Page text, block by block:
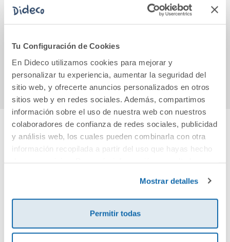
Tu Configuración de Cookies
En Dideco utilizamos cookies para mejorar y
personalizar tu experiencia, aumentar la seguridad del
sitio web, y ofrecerte anuncios personalizados en otros
sitios web y en redes sociales. Además, compartimos
información sobre el uso de nuestra web con nuestros
colaboradores de confianza de redes sociales, publicidad
y análisis web, los cuales pueden combinarla con otra
información recopilada a partir del uso que hayas hecho
Mostrar detalles
Permitir todas
Colorea con Itspoli
11,90€
Comprar
Mi libro puzle de
animales
Comprar
Dan
Cuéntanos tu opinión
Debes iniciar sesión para poder valorarlo